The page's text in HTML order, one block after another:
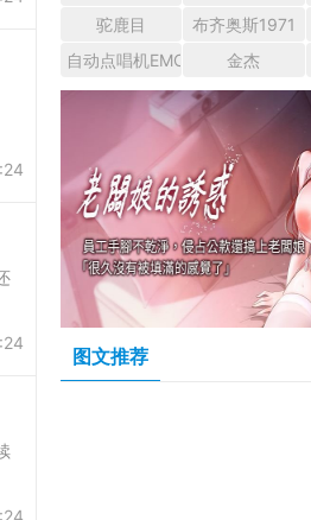
驼鹿目
布齐奥斯1971
自动点唱机EMCSA
金杰
图文推荐